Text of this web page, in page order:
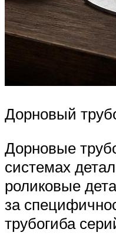
Дорновый
Дорновые
системах
роликовые
за
трубогиба